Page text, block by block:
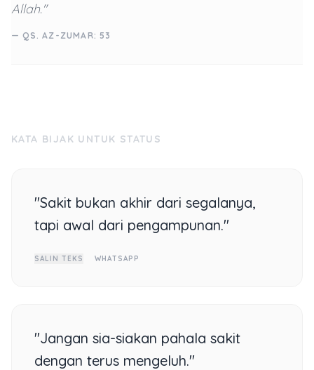
Allah."
— QS. AZ-ZUMAR: 53
KATA BIJAK UNTUK STATUS
"Sakit bukan akhir dari segalanya,
tapi awal dari pengampunan."
SALIN TEKS WHATSAPP
"Jangan sia-siakan pahala sakit
dengan terus mengeluh."